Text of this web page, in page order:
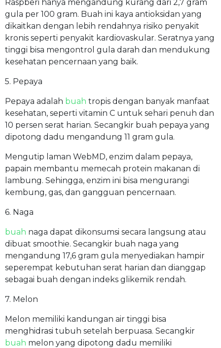
Raspberi hanya mengandung kurang dari 2,7 gram
gula per 100 gram. Buah ini kaya antioksidan yang
dikaitkan dengan lebih rendahnya risiko penyakit
kronis seperti penyakit kardiovaskular. Seratnya yang
tinggi bisa mengontrol gula darah dan mendukung
kesehatan pencernaan yang baik.
5. Pepaya
Pepaya adalah buah tropis dengan banyak manfaat
kesehatan, seperti vitamin C untuk sehari penuh dan
10 persen serat harian. Secangkir buah pepaya yang
dipotong dadu mengandung 11 gram gula.
Mengutip laman WebMD, enzim dalam pepaya,
papain membantu memecah protein makanan di
lambung. Sehingga, enzim ini bisa mengurangi
kembung, gas, dan gangguan pencernaan.
6. Naga
buah naga dapat dikonsumsi secara langsung atau
dibuat smoothie. Secangkir buah naga yang
mengandung 17,6 gram gula menyediakan hampir
seperempat kebutuhan serat harian dan dianggap
sebagai buah dengan indeks glikemik rendah.
7. Melon
Melon memiliki kandungan air tinggi bisa
menghidrasi tubuh setelah berpuasa. Secangkir
buah melon yang dipotong dadu memiliki